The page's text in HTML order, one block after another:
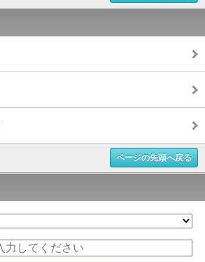
ページの先頭へ戻る